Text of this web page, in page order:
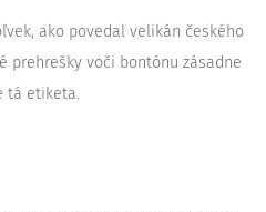
ako povedal velikán českého
prehrešky voči bontónu zásadne
tá etiketa.